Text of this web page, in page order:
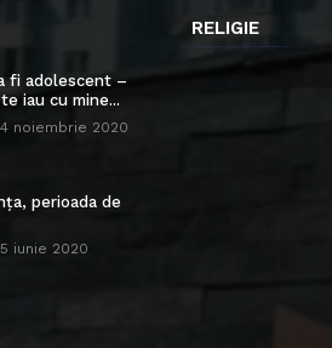
fi adolescent –
iau cu mine...
noiembrie 2020
perioada de
iunie 2020
RELIGIE